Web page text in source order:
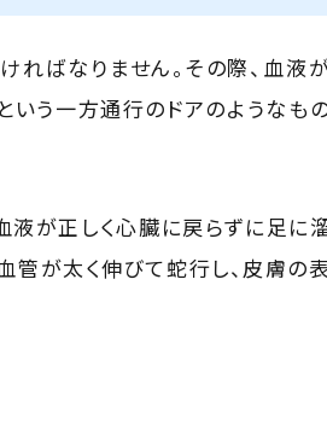
ればなりません。その際、血液
いう一方通行のドアのようなも
液が正しく心臓に戻らずに足に
管が太く伸びて蛇行し、皮膚の